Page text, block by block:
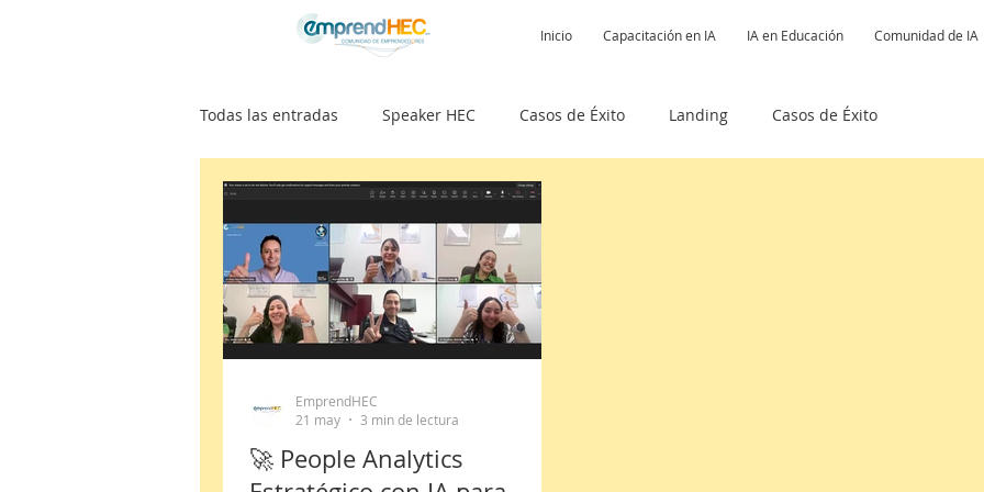
Inicio Capacitación en IA IA en Educación Comunidad de IA
Todas las entradas Speaker HEC Casos de Éxito Landing Casos de Éxito
Artículos Proyectos
Podcast POSIBILISTAS Comunidad IA
🚀 People Analytics
EmprendHEC
21 may
3 min de lectura